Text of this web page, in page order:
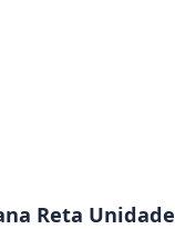
Reta Unidade